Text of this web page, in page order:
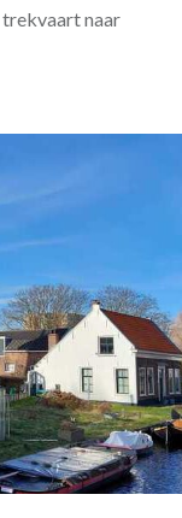
trekvaart naar